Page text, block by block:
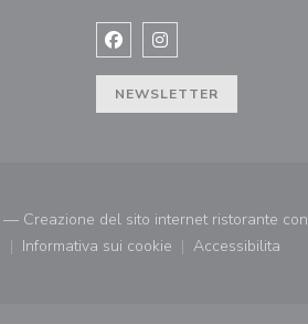
Facebook ((apre una
Instagram ((apre
NEWSLETTER
Creazione del sito internet ristorante con
Informativa sui cookie
((apre una nuova finestra))
Accessibilita
((apre